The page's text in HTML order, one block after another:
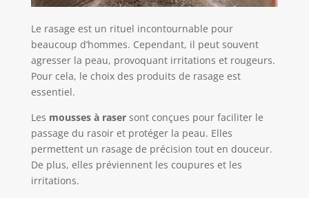
Le rasage est un rituel incontournable pour
beaucoup d’hommes. Cependant, il peut souvent
agresser la peau, provoquant irritations et rougeurs.
Pour cela, le choix des produits de rasage est
essentiel.
Les mousses à rasersont conçues pour faciliter le
passage du rasoir et protéger la peau. Elles
permettent un rasage de précision tout en douceur.
De plus, elles préviennent les coupures et les
irritations.